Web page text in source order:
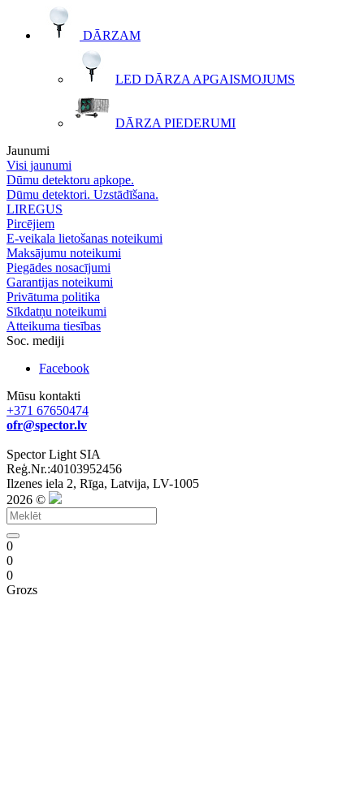
DĀRZAM
LED DĀRZA APGAISMOJUMS
DĀRZA PIEDERUMI
Jaunumi
Visi jaunumi
Dūmu detektoru apkope.
Dūmu detektori. Uzstādīšana.
LIREGUS
Pircējiem
E-veikala lietošanas noteikumi
Maksājumu noteikumi
Piegādes nosacījumi
Garantijas noteikumi
Privātuma politika
Sīkdatņu noteikumi
Atteikuma tiesības
Soc. mediji
Facebook
Mūsu kontakti
+371 67650474
ofr@spector.lv
Spector Light SIA
Reģ.Nr.:40103952456
Ilzenes iela 2, Rīga, Latvija, LV-1005
2026 ©
0
0
0
Grozs